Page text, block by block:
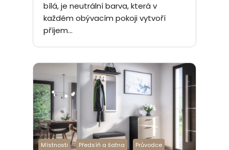
bílá, je neutrální barva, která v
každém obývacím pokoji vytvoří
příjem...
Místnosti Předsíň a šatna Průvodce